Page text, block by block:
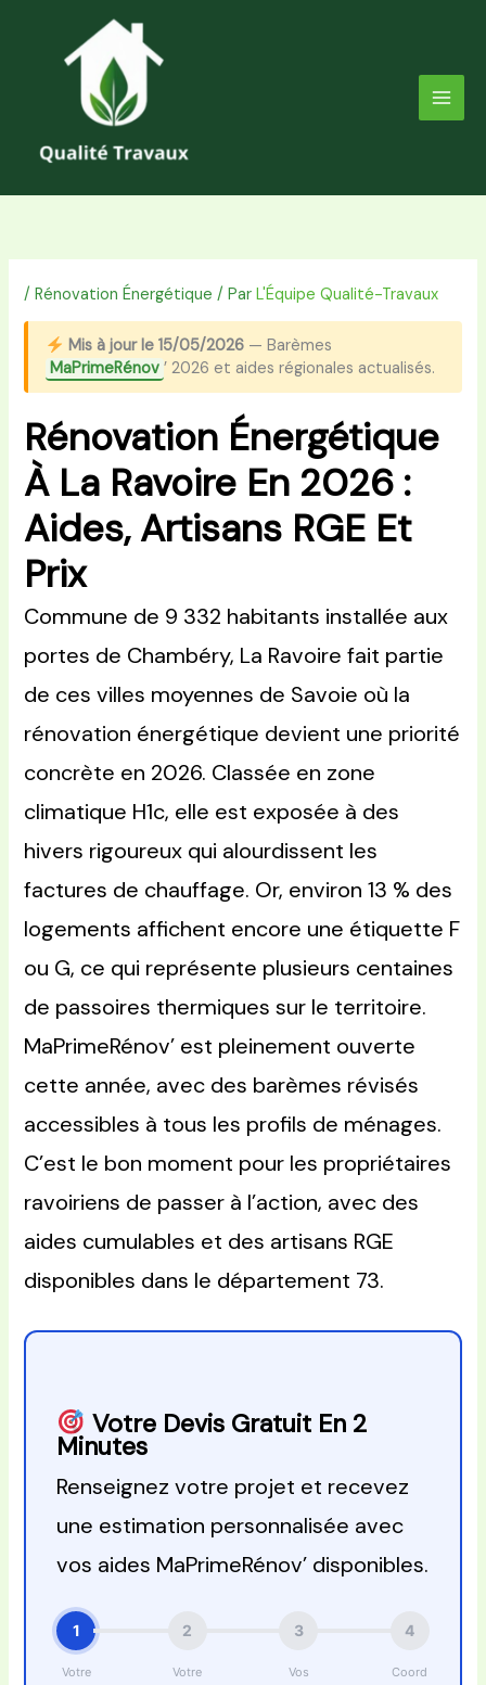
/Rénovation Énergétique / ParL'Équipe Qualité-Travaux
Mis à jour le 15/05/2026 — Barèmes
MaPrimeRénov ’ 2026 et aides régionales actualisés.
Rénovation Énergétique
À La Ravoire En 2026 :
Aides, Artisans RGE Et
Prix
Commune de 9 332 habitants installée aux
portes de Chambéry, La Ravoire fait partie
de ces villes moyennes de Savoie où la
rénovation énergétique devient une priorité
concrète en 2026. Classée en zone
climatique H1c, elle est exposée à des
hivers rigoureux qui alourdissent les
factures de chauffage. Or, environ 13 % des
logements affichent encore une étiquette F
ou G, ce qui représente plusieurs centaines
de passoires thermiques sur le territoire.
MaPrimeRénov’ est pleinement ouverte
cette année, avec des barèmes révisés
accessibles à tous les profils de ménages.
C’est le bon moment pour les propriétaires
ravoiriens de passer à l’action, avec des
aides cumulables et des artisans RGE
disponibles dans le département 73.
Votre Devis Gratuit En 2
Minutes
Renseignez votre projet et recevez
une estimation personnalisée avec
vos aides MaPrimeRénov’ disponibles.
1 2 3 4
Votre
Votre
Vos
Coord